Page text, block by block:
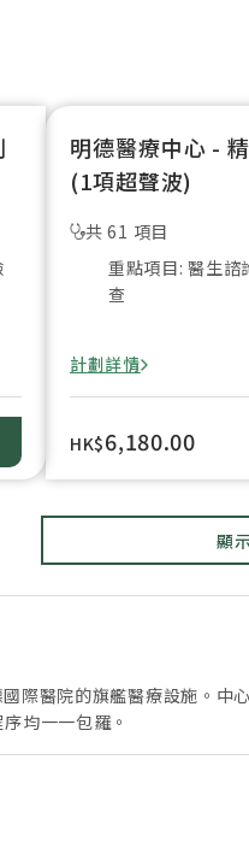
明德醫療中心 -
(1項超聲波)
共 61 項目
重點項目: 醫生諮
查
計劃詳情
HK$6,180.00
顯
際醫院的旗艦醫療設施。
均一一包羅。